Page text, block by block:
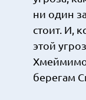
ни один
стоит. И,
этой
берегам